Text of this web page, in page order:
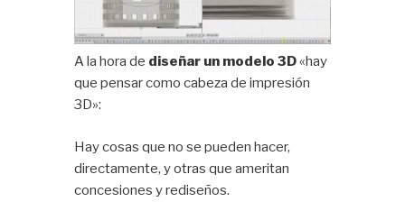
A la hora de diseñar un modelo 3D«hay
que pensar como cabeza de impresión
3D»:
Hay cosas que no se pueden hacer,
directamente, y otras que ameritan
concesiones y rediseños.